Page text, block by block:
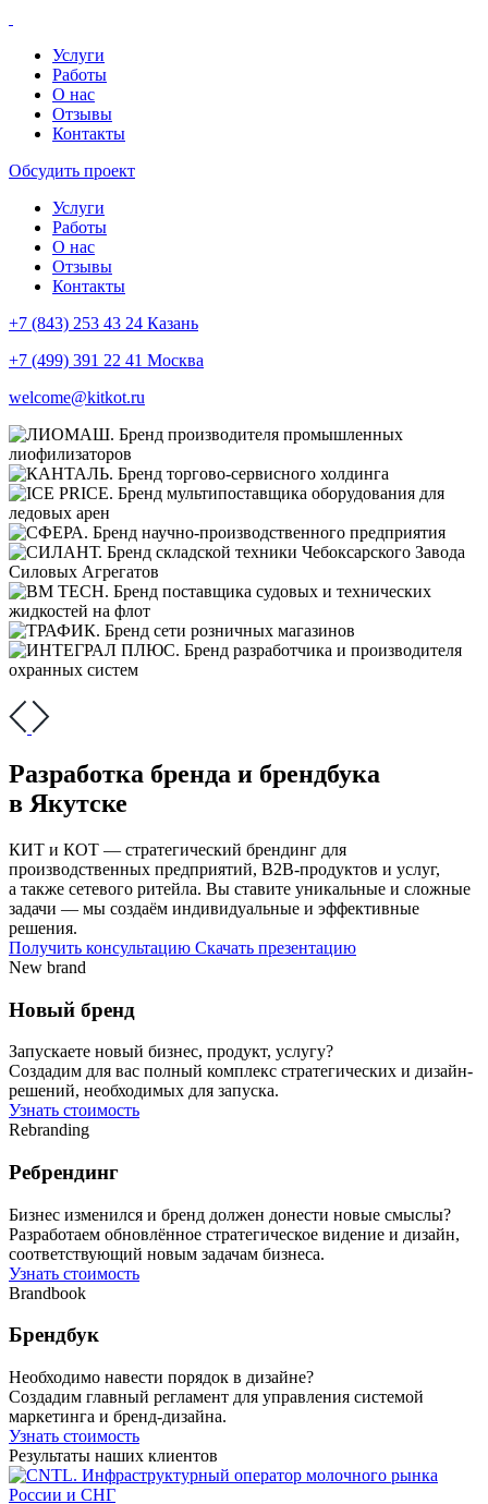
Услуги
Работы
О нас
Отзывы
Контакты
Обсудить проект
Услуги
Работы
О нас
Отзывы
Контакты
+7 (843) 253 43 24 Казань
+7 (499) 391 22 41 Москва
welcome@kitkot.ru
Разработка бренда и брендбука
в Якутске
КИТ и КОТ — стратегический брендинг для
производственных предприятий, В2В-продуктов и услуг,
а также сетевого ритейла. Вы ставите уникальные и сложные
задачи — мы создаём индивидуальные и эффективные
решения.
Получить консультацию Скачать презентацию
New brand
Новый бренд
Запускаете новый бизнес, продукт, услугу?
Создадим для вас полный комплекс стратегических и дизайн-
решений, необходимых для запуска.
Узнать стоимость
Rebranding
Ребрендинг
Бизнес изменился и бренд должен донести новые смыслы?
Разработаем обновлённое стратегическое видение и дизайн,
соответствующий новым задачам бизнеса.
Узнать стоимость
Brandbook
Брендбук
Необходимо навести порядок в дизайне?
Создадим главный регламент для управления системой
маркетинга и бренд-дизайна.
Узнать стоимость
Результаты наших клиентов